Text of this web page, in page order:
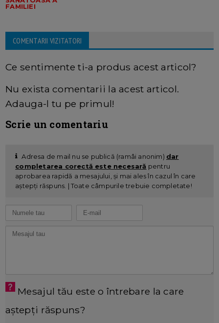
FAMILIEI
COMENTARII VIZITATORI
Ce sentimente ti-a produs acest articol?
Nu exista comentarii la acest articol.
Adauga-l tu pe primul!
Scrie un comentariu
Adresa de mail nu se publică (ramâi anonim) dar
completarea corectă este necesară pentru
aprobarea rapidă a mesajului, și mai ales în cazul în care
aștepți răspuns. | Toate câmpurile trebuie completate!
Mesajul tău este o întrebare la care
aștepți răspuns?